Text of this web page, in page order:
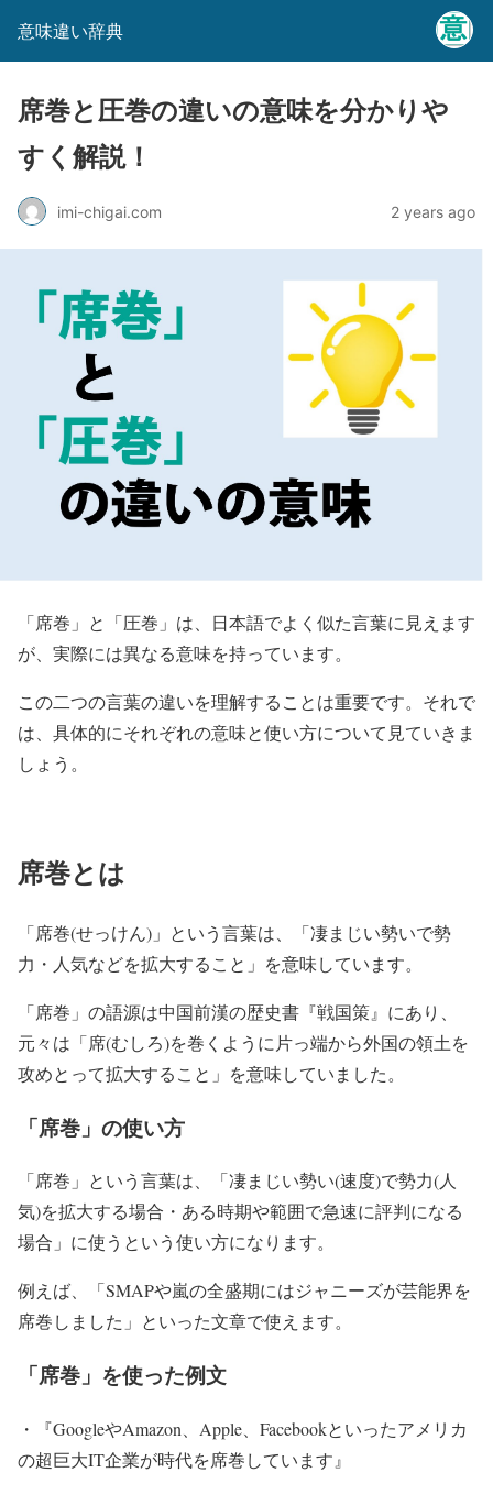
意味違い辞典
席巻と圧巻の違いの意味を分かりや
すく解説！
imi-chigai.com 2 years ago
「席巻」と「圧巻」は、日本語でよく似た言葉に見えます
が、実際には異なる意味を持っています。
この二つの言葉の違いを理解することは重要です。それで
は、具体的にそれぞれの意味と使い方について見ていきま
しょう。
席巻とは
「席巻(せっけん)」 という言葉は、
「凄まじい勢いで勢
力・人気などを拡大すること」 を意味しています。
「席巻」 の語源は中国前漢の歴史書『戦国策』にあり、
元々は 「席(むしろ)を巻くように片っ端から外国の領土を
攻めとって拡大すること」 を意味していました。
「席巻」の使い方
「席巻」 という言葉は、
「凄まじい勢い(速度)で勢力(人
気)を拡大する場合・ある時期や範囲で急速に評判になる
場合」 に使うという使い方になります。
例えば、
「SMAPや嵐の全盛期にはジャニーズが芸能界を
席巻しました」 といった文章で使えます。
「席巻」を使った例文
・『GoogleやAmazon、Apple、Facebookといったアメリカ
の超巨大IT企業が時代を席巻しています』